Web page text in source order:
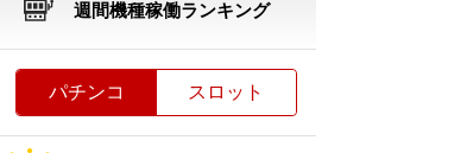
週間機種稼働ランキング
パチンコ スロット